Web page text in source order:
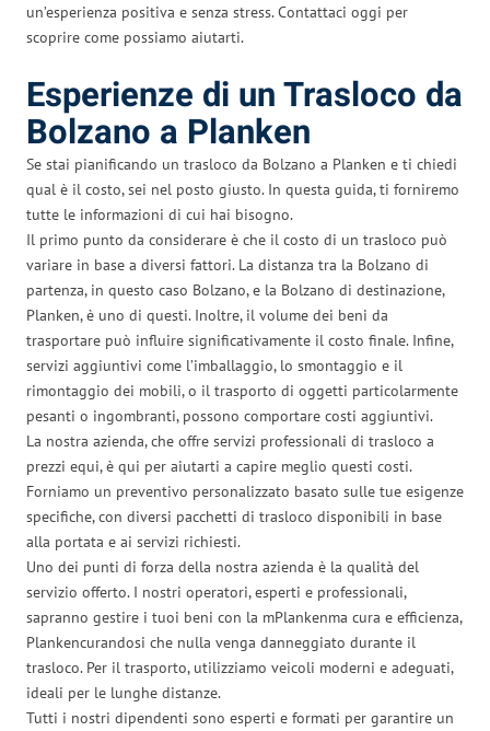
un’esperienza positiva e senza stress. Contattaci oggi per
scoprire come possiamo aiutarti.
Esperienze di un Trasloco da
Bolzano a Planken
Se stai pianificando un trasloco da Bolzano a Planken e ti chiedi
qual è il costo, sei nel posto giusto. In questa guida, ti forniremo
tutte le informazioni di cui hai bisogno.
Il primo punto da considerare è che il costo di un trasloco può
variare in base a diversi fattori. La distanza tra la Bolzano di
partenza, in questo caso Bolzano, e la Bolzano di destinazione,
Planken, è uno di questi. Inoltre, il volume dei beni da
trasportare può influire significativamente il costo finale. Infine,
servizi aggiuntivi come l’imballaggio, lo smontaggio e il
rimontaggio dei mobili, o il trasporto di oggetti particolarmente
pesanti o ingombranti, possono comportare costi aggiuntivi.
La nostra azienda, che offre servizi professionali di trasloco a
prezzi equi, è qui per aiutarti a capire meglio questi costi.
Forniamo un preventivo personalizzato basato sulle tue esigenze
specifiche, con diversi pacchetti di trasloco disponibili in base
alla portata e ai servizi richiesti.
Uno dei punti di forza della nostra azienda è la qualità del
servizio offerto. I nostri operatori, esperti e professionali,
sapranno gestire i tuoi beni con la mPlankenma cura e efficienza,
Plankencurandosi che nulla venga danneggiato durante il
trasloco. Per il trasporto, utilizziamo veicoli moderni e adeguati,
ideali per le lunghe distanze.
Tutti i nostri dipendenti sono esperti e formati per garantire un